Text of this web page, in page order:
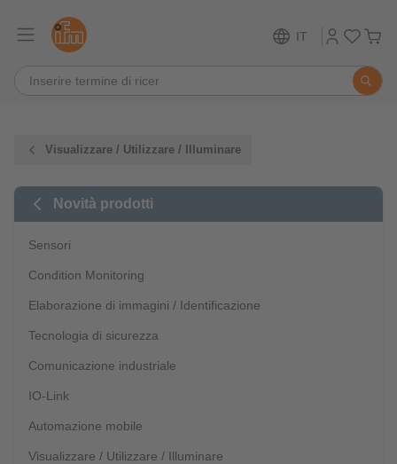
IT
Visualizzare / Utilizzare / Illuminare
Novità prodotti
Sensori
Condition Monitoring
Elaborazione di immagini / Identificazione
Tecnologia di sicurezza
Comunicazione industriale
IO-Link
Automazione mobile
Visualizzare / Utilizzare / Illuminare